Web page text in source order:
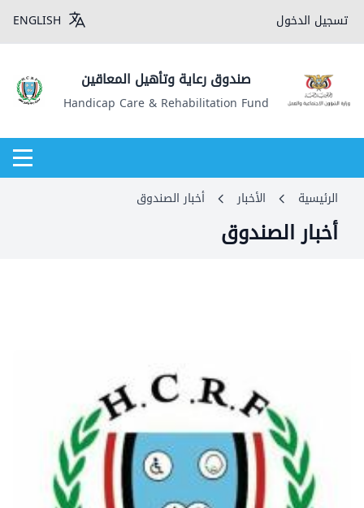
تسجيل الدخول ENGLISH
صندوق رعاية وتأهيل المعاقين
Handicap Care & Rehabilitation Fund
الرئيسية الأخبار أخبار الصندوق
أخبار الصندوق